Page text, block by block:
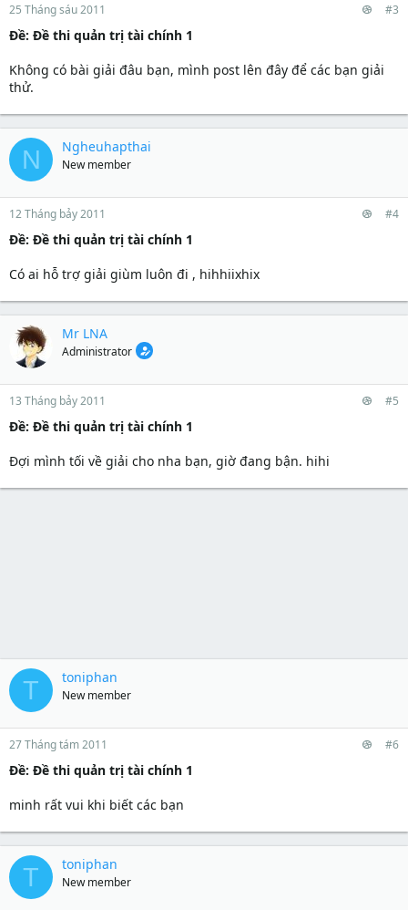
25 Tháng sáu 2011 #3
Ðề: Đề thi quản trị tài chính 1
Không có bài giải đâu bạn, mình post lên đây để các bạn giải
thử.
N Ngheuhapthai
New member
12 Tháng bảy 2011 #4
Ðề: Đề thi quản trị tài chính 1
Có ai hỗ trợ giải giùm luôn đi , hihhiixhix
Mr LNA
Administrator
13 Tháng bảy 2011 #5
Ðề: Đề thi quản trị tài chính 1
Đợi mình tối về giải cho nha bạn, giờ đang bận. hihi
T toniphan
New member
27 Tháng tám 2011 #6
Ðề: Đề thi quản trị tài chính 1
minh rất vui khi biết các bạn
T toniphan
New member